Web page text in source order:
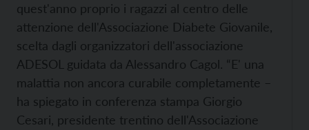
quest'anno proprio i ragazzi al centro delle
attenzione dell'Associazione Diabete Giovanile,
scelta dagli organizzatori dell'associazione
ADESOL guidata da Alessandro Cagol. “E' una
malattia non ancora curabile completamente –
ha spiegato in conferenza stampa Giorgio
Cesari, presidente trentino dell'Associazione